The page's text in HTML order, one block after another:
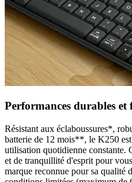
Performances durables et
Résistant aux éclaboussures*,
batterie de 12 mois**, le K250
utilisation quotidienne constante.
et de tranquillité d'esprit pour
marque reconnue pour sa qualité